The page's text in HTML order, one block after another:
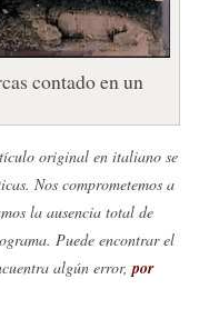
contado en un
original en italiano se
Nos comprometemos a
la ausencia total de
Puede encontrar el
algún error, por